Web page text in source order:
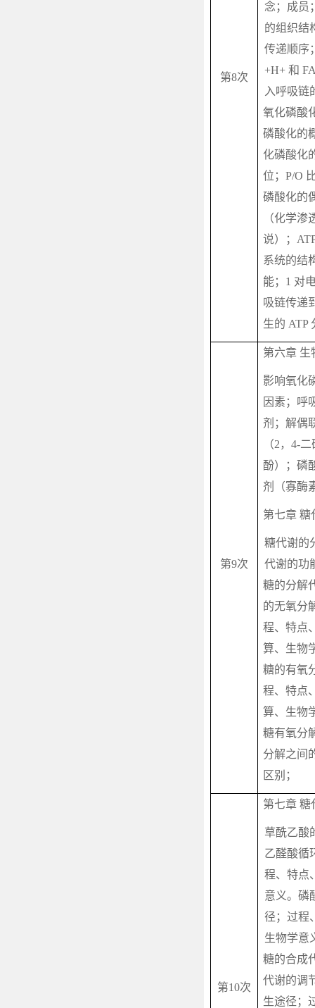
第8次
念；成员
的组织结
传递顺序
+H+ 和
入呼吸链
氧化磷酸
磷酸化的
化磷酸化
位； P/O
磷酸化的
（化学渗
说）；
系统的结
能； 1 对
吸链传递
生的 ATP
第9次
第六章 生
影响氧化
因素；呼
剂；解偶
（2 ， 4-二
酚）；磷
剂（寡酶
第七章 糖
糖代谢的
代谢的功
糖的分解
的无氧分
程、特点
算、生物
糖的有氧
程、特点
算、生物
糖有氧分
分解之间
区别；
第10次
第七章 糖
草酰乙酸
乙醛酸循
程、特点
意义。磷
径；过程
生物学意
糖的合成
代谢的调
生途径；